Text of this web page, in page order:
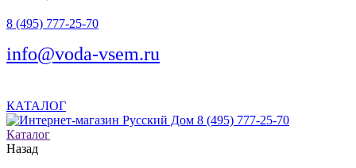
8 (495) 777-25-70
info@voda-vsem.ru
КАТАЛОГ
8 (495) 777-25-70
Каталог
Назад